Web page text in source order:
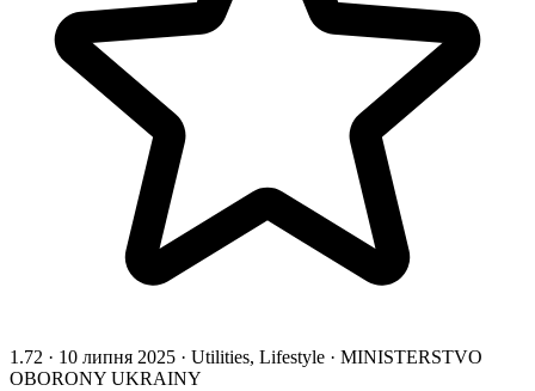
1.72 · 10 липня 2025 · Utilities, Lifestyle · MINISTERSTVO
OBORONY UKRAINY